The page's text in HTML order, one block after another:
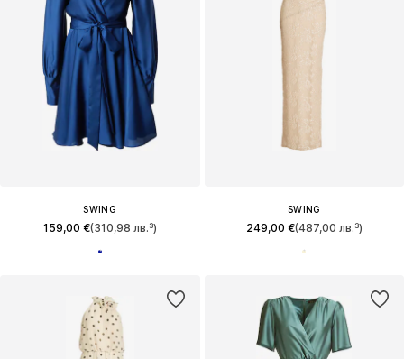
SWING
159,00 €(310,98 лв.³)
SWING
249,00 €(487,00 лв.³)